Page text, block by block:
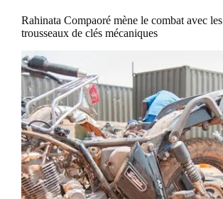
Rahinata Compaoré mène le combat avec les
trousseaux de clés mécaniques